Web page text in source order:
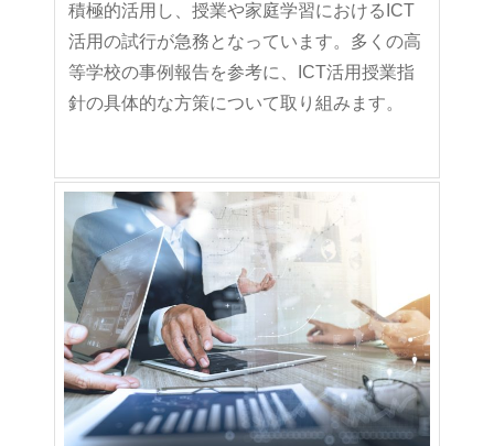
積極的活用し、授業や家庭学習におけるICT
活用の試行が急務となっています。多くの高
等学校の事例報告を参考に、ICT活用授業指
針の具体的な方策について取り組みます。